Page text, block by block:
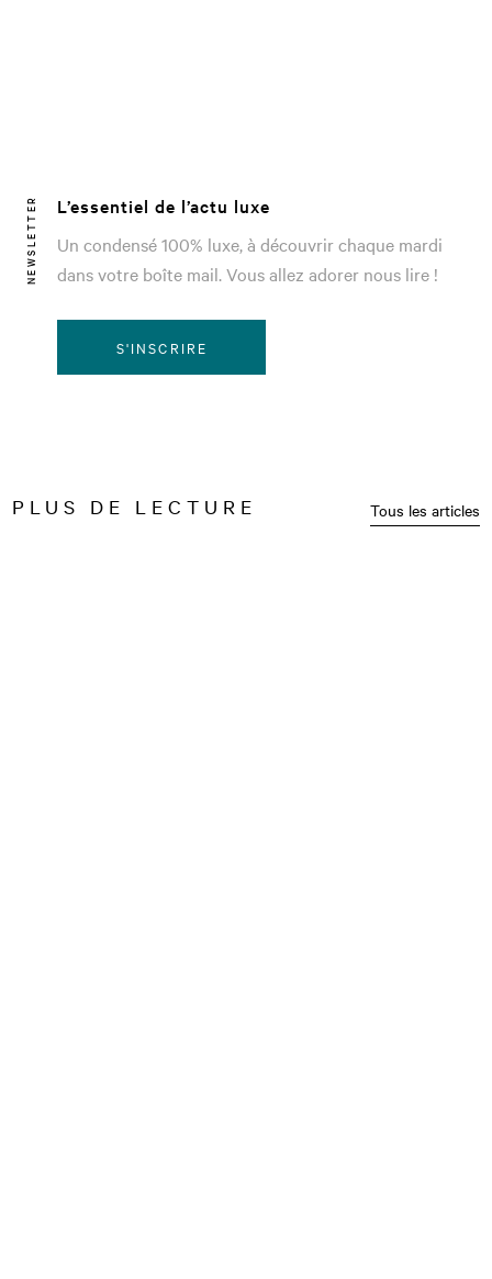
NEWSLETTER
L’essentiel de l’actu luxe
Un condensé 100% luxe, à découvrir chaque mardi
dans votre boîte mail. Vous allez adorer nous lire !
S'INSCRIRE
PLUS DE LECTURE Tous les articles